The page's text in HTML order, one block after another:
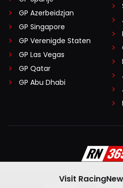
GP Azerbeidzjan
GP Singapore
GP Verenigde Staten
GP Las Vegas
GP Qatar
GP Abu Dhabi
Visit